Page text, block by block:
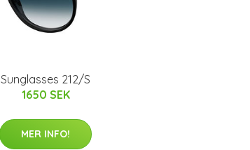
Sunglasses 212/S
1650 SEK
MER INFO!